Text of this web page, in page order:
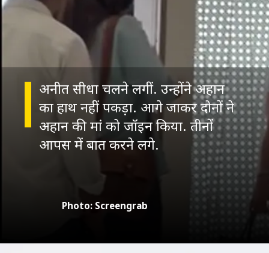
अनीत सीधा चलने लगीं. उन्होंने अहान
का हाथ नहीं पकड़ा. आगे जाकर दोनों ने
अहान की मां को जॉइन किया. तीनों
Photo: Screengrab